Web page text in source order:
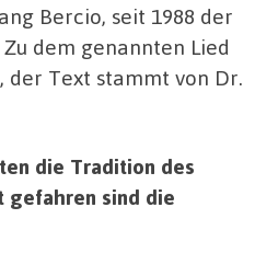
Bercio, seit 1988 der
dem genannten Lied
der Text stammt von Dr.
die Tradition des
gefahren sind die